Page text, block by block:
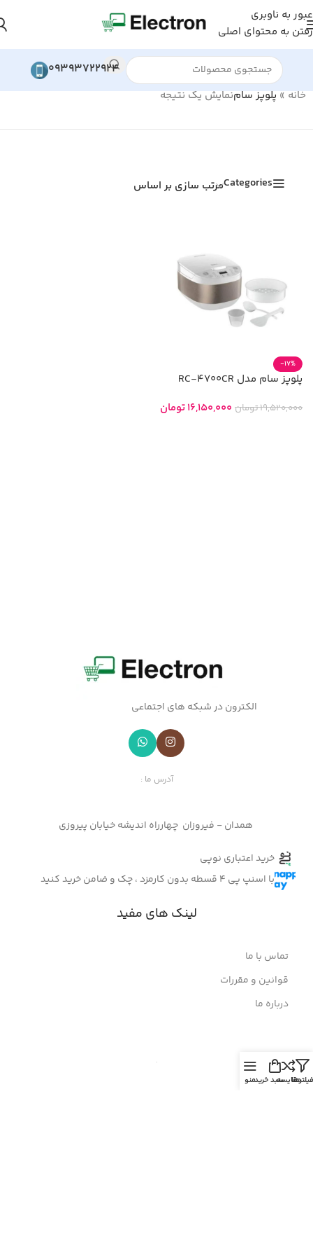
عبور به ناوبری
رفتن به محتوای اصلی
09393722924
خانه»پلوپز سامنمایش یک نتیجه
Categoriesمرتب سازی بر اساس
-17%
پلوپز سام مدل RC-4700CR
19,520,000تومان 16,150,000تومان
الکترون در شبکه های اجتماعی
آدرس ما :
همدان - فیروزان چهارراه اندیشه خیابان پیروزی
خرید اعتباری نوپی
با اسنپ پی 4 قسطه بدون کارمزد ، چک و ضامن خرید کنید
لینک های مفید
تماس با ما
قوانین و مقررات
درباره ما
فیلترهامقایسهسبد خریدمنو